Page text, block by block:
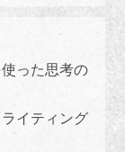
った思考の
イティング